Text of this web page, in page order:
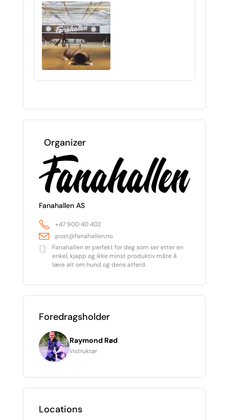
Organizer
Fanahallen AS
+47 900 40 402
post@fanahallen.no
Fanahallen er perfekt for deg som ser etter en
enkel, kjapp og ikke minst produktiv måte å
lære alt om hund og dens atferd.
Foredragsholder
Raymond Rød
Instruktør
Locations